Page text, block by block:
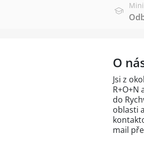
O
Jsi z
do
oblasti
mail